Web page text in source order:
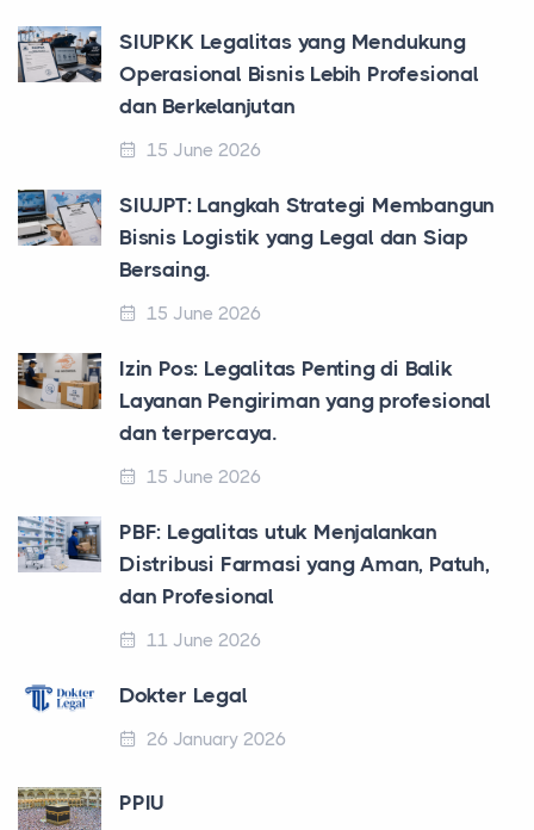
SIUPKK Legalitas yang Mendukung
Operasional Bisnis Lebih Profesional
dan Berkelanjutan
15 June 2026
SIUJPT: Langkah Strategi Membangun
Bisnis Logistik yang Legal dan Siap
Bersaing.
15 June 2026
Izin Pos: Legalitas Penting di Balik
Layanan Pengiriman yang profesional
dan terpercaya.
15 June 2026
PBF: Legalitas utuk Menjalankan
Distribusi Farmasi yang Aman, Patuh,
dan Profesional
11 June 2026
Dokter Legal
26 January 2026
PPIU